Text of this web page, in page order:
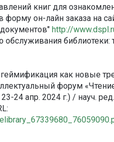
книг для
форму он-лайн заказа на
http://
библиотеки:
как новые
форум
24 апр. 2024 г.) / науч.